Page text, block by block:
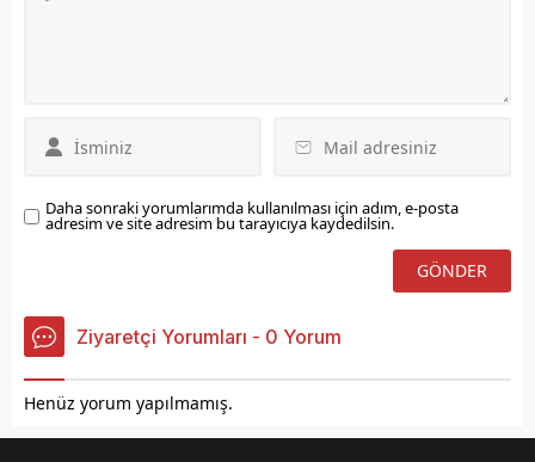
Daha sonraki yorumlarımda kullanılması için adım, e-posta
adresim ve site adresim bu tarayıcıya kaydedilsin.
Ziyaretçi Yorumları - 0 Yorum
Henüz yorum yapılmamış.